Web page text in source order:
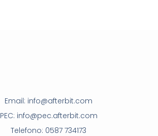
Email: info@afterbit.com
PEC: info@pec.afterbit.com
Telefono: 0587 734173